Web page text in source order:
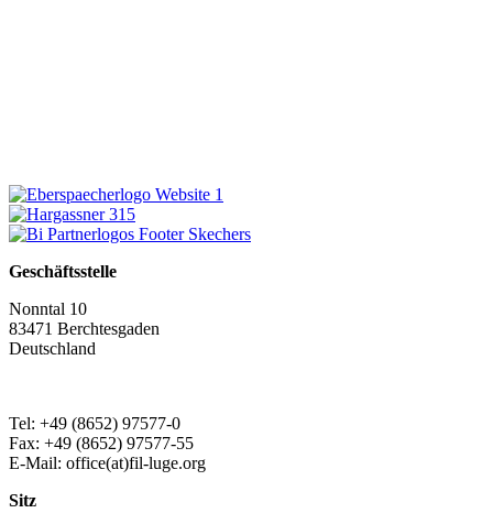
Geschäftsstelle
Nonntal 10
83471 Berchtesgaden
Deutschland
Tel: +49 (8652) 97577-0
Fax: +49 (8652) 97577-55
E-Mail: office(at)fil-luge.org
Sitz